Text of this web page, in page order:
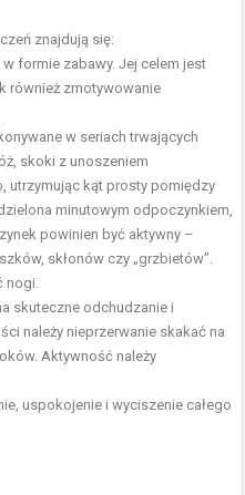
znajdują się:
formie zabawy. Jej celem jest
również zmotywowanie
w seriach trwających
skoki z unoszeniem
utrzymując kąt prosty pomiędzy
minutowym odpoczynkiem,
powinien być aktywny –
skłonów czy „grzbietów”.
skuteczne odchudzanie i
należy nieprzerwanie skakać na
Aktywność należy
uspokojenie i wyciszenie całego